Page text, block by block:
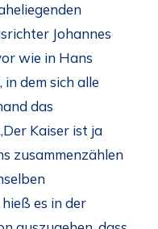
Johannes
wie in Hans
dem sich alle
das
Kaiser ist ja
zusammenzählen
es in der